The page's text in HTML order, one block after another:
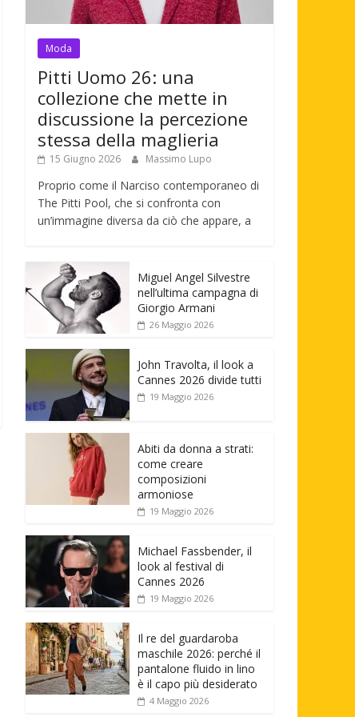
Moda
Pitti Uomo 26: una
collezione che mette in
discussione la percezione
stessa della maglieria
15 Giugno 2026 Massimo Lupo
Proprio come il Narciso contemporaneo di
The Pitti Pool, che si confronta con
un’immagine diversa da ciò che appare, a
Miguel Angel Silvestre
nell’ultima campagna di
Giorgio Armani
26 Maggio 2026
John Travolta, il look a
Cannes 2026 divide tutti
19 Maggio 2026
Abiti da donna a strati:
come creare
composizioni
armoniose
19 Maggio 2026
Michael Fassbender, il
look al festival di
Cannes 2026
19 Maggio 2026
Il re del guardaroba
maschile 2026: perché il
pantalone fluido in lino
è il capo più desiderato
4 Maggio 2026